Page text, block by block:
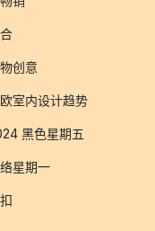
创意
室内设计趋势
黑色星期五
星期一